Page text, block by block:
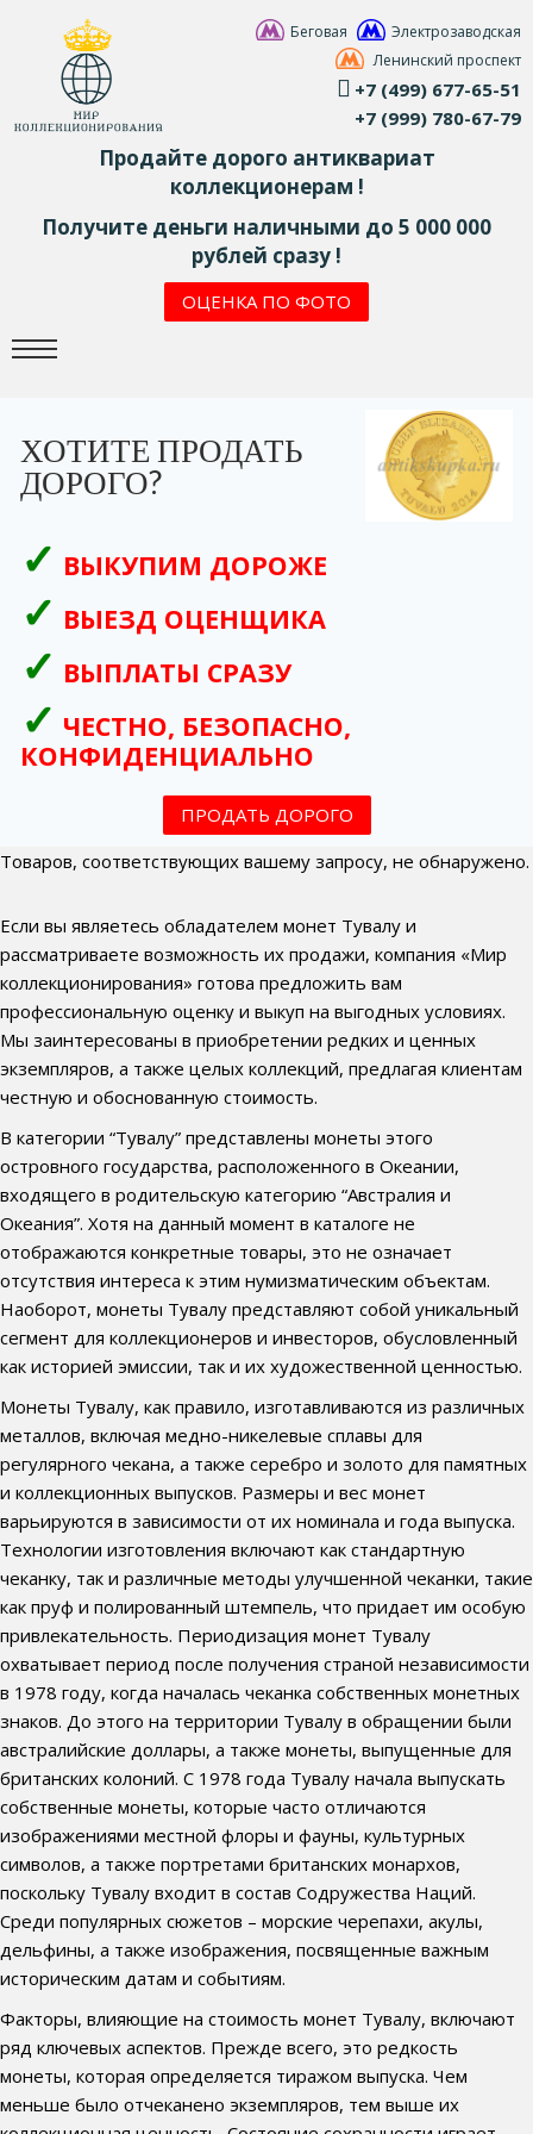
Беговая
Электрозаводская
Ленинский проспект
+7 (499) 677-65-51
+7 (999) 780-67-79
Продайте дорого антиквариат
коллекционерам !
Получите деньги наличными до 5 000 000
рублей сразу !
ОЦЕНКА ПО ФОТО
ХОТИТЕ ПРОДАТЬ
ДОРОГО?
ВЫКУПИМ ДОРОЖЕ
ВЫЕЗД ОЦЕНЩИКА
ВЫПЛАТЫ СРАЗУ
ЧЕСТНО, БЕЗОПАСНО,
КОНФИДЕНЦИАЛЬНО
ПРОДАТЬ ДОРОГО
Товаров, соответствующих вашему запросу, не обнаружено.
Если вы являетесь обладателем монет Тувалу и
рассматриваете возможность их продажи, компания «Мир
коллекционирования» готова предложить вам
профессиональную оценку и выкуп на выгодных условиях.
Мы заинтересованы в приобретении редких и ценных
экземпляров, а также целых коллекций, предлагая клиентам
честную и обоснованную стоимость.
В категории “Тувалу” представлены монеты этого
островного государства, расположенного в Океании,
входящего в родительскую категорию “Австралия и
Океания”. Хотя на данный момент в каталоге не
отображаются конкретные товары, это не означает
отсутствия интереса к этим нумизматическим объектам.
Наоборот, монеты Тувалу представляют собой уникальный
сегмент для коллекционеров и инвесторов, обусловленный
как историей эмиссии, так и их художественной ценностью.
Монеты Тувалу, как правило, изготавливаются из различных
металлов, включая медно-никелевые сплавы для
регулярного чекана, а также серебро и золото для памятных
и коллекционных выпусков. Размеры и вес монет
варьируются в зависимости от их номинала и года выпуска.
Технологии изготовления включают как стандартную
чеканку, так и различные методы улучшенной чеканки, такие
как пруф и полированный штемпель, что придает им особую
привлекательность. Периодизация монет Тувалу
охватывает период после получения страной независимости
в 1978 году, когда началась чеканка собственных монетных
знаков. До этого на территории Тувалу в обращении были
австралийские доллары, а также монеты, выпущенные для
британских колоний. С 1978 года Тувалу начала выпускать
собственные монеты, которые часто отличаются
изображениями местной флоры и фауны, культурных
символов, а также портретами британских монархов,
поскольку Тувалу входит в состав Содружества Наций.
Среди популярных сюжетов – морские черепахи, акулы,
дельфины, а также изображения, посвященные важным
историческим датам и событиям.
Факторы, влияющие на стоимость монет Тувалу, включают
ряд ключевых аспектов. Прежде всего, это редкость
монеты, которая определяется тиражом выпуска. Чем
меньше было отчеканено экземпляров, тем выше их